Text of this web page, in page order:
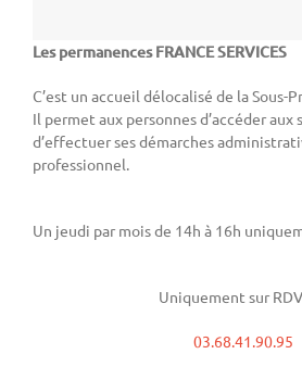
Les permanences FRANCE SERVICES
C’est un accueil délocalisé de la Sous-
Il permet aux personnes d’accéder aux
d’effectuer ses démarches
professionnel.
Un jeudi par mois de 14h à 16h
Uniquement sur
03.68.41.90.95